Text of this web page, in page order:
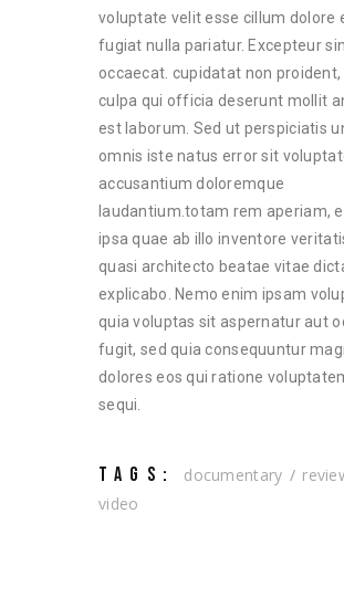
voluptate velit esse cillum dolore
fugiat nulla pariatur. Excepteur
occaecat. cupidatat non proident,
culpa qui officia deserunt mollit
est laborum. Sed ut perspiciatis
omnis iste natus error sit
accusantium doloremque
laudantium.totam rem aperiam,
ipsa quae ab illo inventore
quasi architecto beatae vitae
explicabo. Nemo enim ipsam
quia voluptas sit aspernatur aut
fugit, sed quia consequuntur
dolores eos qui ratione
sequi.
TAGS: documentary
video